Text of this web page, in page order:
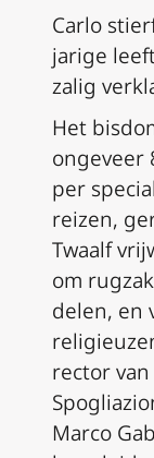
Carlo
jarige
zalig
Het
ongeveer
per
reizen,
Twaalf
om
delen, en
rector
Marco